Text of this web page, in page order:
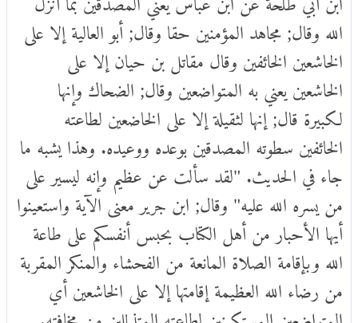
الله وقال; مجاهد المؤمنين حقا وقال; أبو العالية إلا على
الخاشعين الخائفين وقال مقاتل بن حيان إلا على
الخاشعين يعني به المتواضعين وقال; الضحاك وإنها
لكبيرة قال; إنها لثقيلة إلا على الخاضعين لطاعته
الخائفين سطوته المصدقين بوعده ووعيده. وهذا يشبه ما
جاء في الحديث. "لقد سألت عن عظيم وإنه ليسير على
من يسره الله عليه" وقال; ابن جرير معنى الآية واستعينوا
أيها الأحبار من أهل الكتاب بحبس أنفسكم على طاعة
الله وبإقامة الصلاة المانعة من الفحشاء والمنكر المقربة
من رضاء الله العظيمة إقامتها إلا على الخاشعين أي